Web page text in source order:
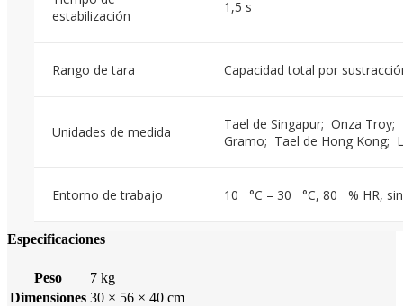
estabilización
1,5 s
Rango de tara Capacidad total por
Unidades de medida
Tael de Singapur; Onza
Gramo; Tael de Hong Kong;
Entorno de trabajo 10 °C – 30 °C, 80 % HR,
Especificaciones
Peso
7 kg
Dimensiones 30 × 56 × 40 cm